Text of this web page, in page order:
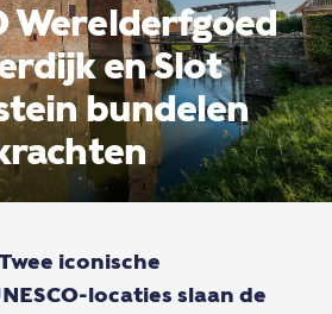
Werelderfgoed
en Slot
bundelen
iconische
locaties slaan de